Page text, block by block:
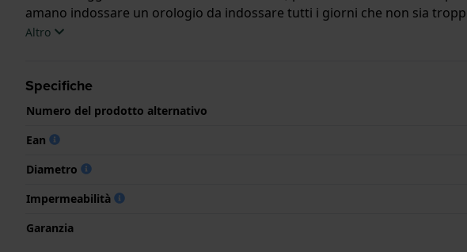
amano indossare un orologio da indossare tutti i giorni che non sia
.
Altro
Specifiche
Numero del prodotto alternativo
Ean
Diametro
Impermeabilità
Garanzia